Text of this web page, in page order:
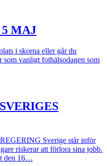
MAJ
i skorna eller går du
som vanligt fothälsodagen som
Sverige står inför
riskerar att förlora sina jobb.
den 16…